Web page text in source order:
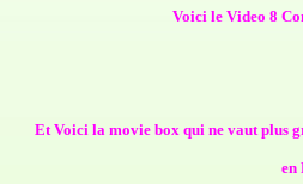
Voici le Video 8
Et Voici la movie box qui ne vaut plus
en